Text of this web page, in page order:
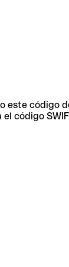
código
código